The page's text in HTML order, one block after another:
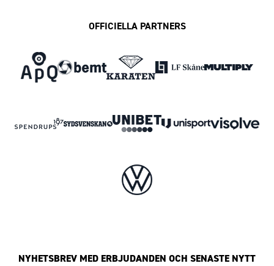
OFFICIELLA PARTNERS
NYHETSBREV MED ERBJUDANDEN OCH SENASTE NYTT